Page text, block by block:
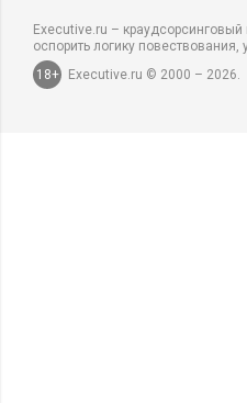
Executive.ru –
оспорить логику
18+
Executive.ru © 2000 – 2026.